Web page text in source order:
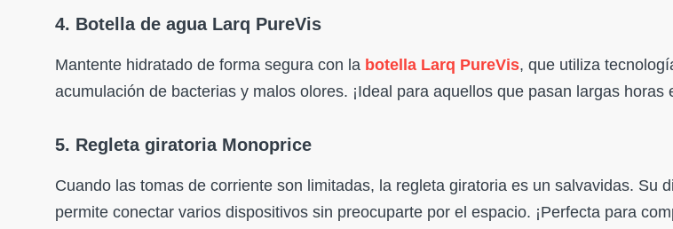
4. Botella de agua Larq PureVis
Mantente hidratado de forma segura con la botella Larq PureVis, que utiliza
acumulación de bacterias y malos olores. ¡Ideal para aquellos que pasan largas horas
5. Regleta giratoria Monoprice
Cuando las tomas de corriente son limitadas, la regleta giratoria es un salvavidas. Su
permite conectar varios dispositivos sin preocuparte por el espacio. ¡Perfecta para